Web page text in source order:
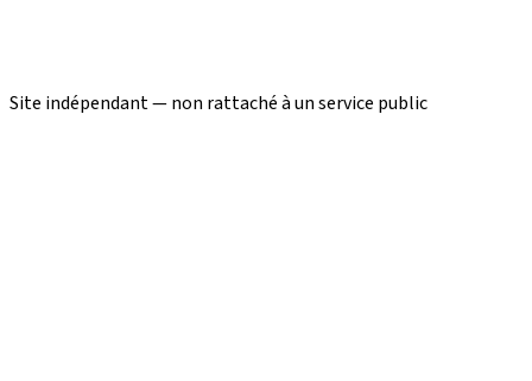
Site indépendant — non rattaché à un service public